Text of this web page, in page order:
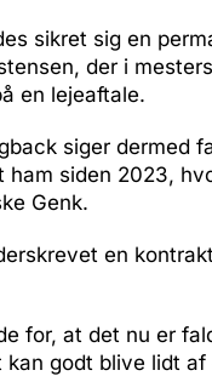
sikret sig en
der i
en lejeaftale.
siger dermed
ham siden 2023,
Genk.
en
for, at det nu er
kan godt blive lidt